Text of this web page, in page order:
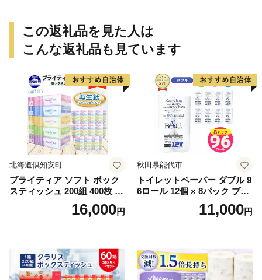
この返礼品を見た人は
こんな返礼品も見ています
北海道倶知安町
ブライティア ソフト ボック
スティッシュ 200組 400枚 60
箱 日本製 まとめ買い ティッ
シュ リサイクル 長持 防災 常
倶知安町 日用品
16,000円
秋田県能代市
トイレットペーパー ダブル 9
6ロール 12個 × 8パック ブラ
ンカ 再生紙 100％ 芯あり 日
用品 消耗品 無香料 生活用品
11,000円